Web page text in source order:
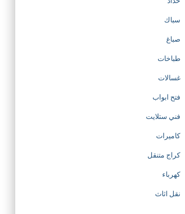
سباك
صباغ
طباخات
غسالات
فتح ابواب
فني ستلايت
كاميرات
كراج متنقل
كهرباء
نقل اثاث